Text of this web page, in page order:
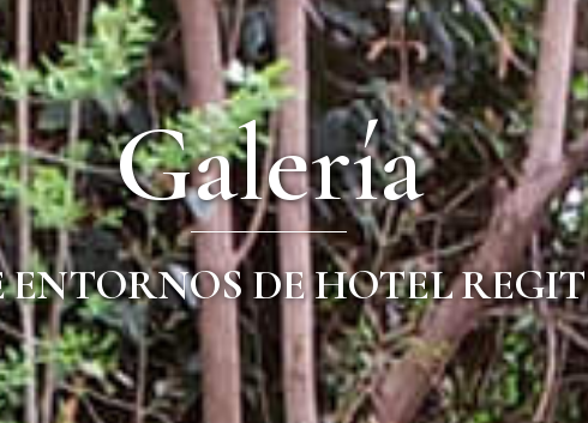
Galería
ENTORNOS DE HOTEL REGIT